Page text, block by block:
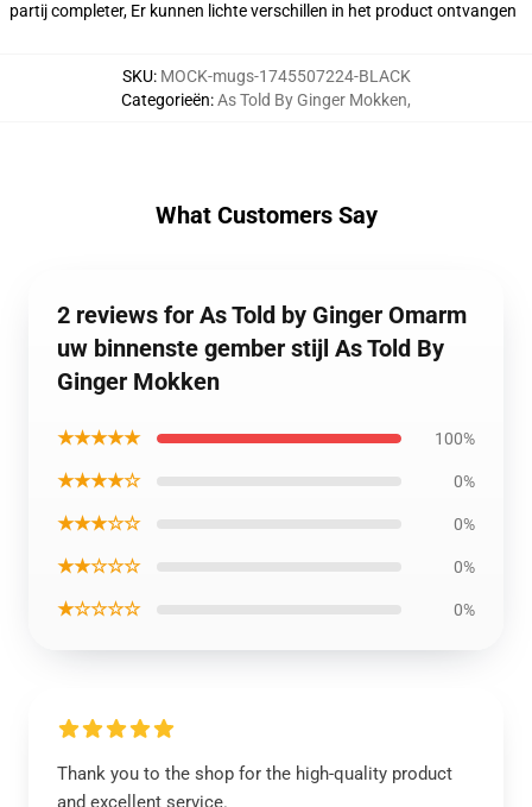
partij completer, Er kunnen lichte verschillen in het product ontvangen
SKU: MOCK-mugs-1745507224-BLACK
Categorieën:As Told By Ginger Mokken,
What Customers Say
2 reviews for As Told by Ginger Omarm
uw binnenste gember stijl As Told By
Ginger Mokken
★★★★★ 100%
★★★★☆ 0%
★★★☆☆ 0%
★★☆☆☆ 0%
★☆☆☆☆ 0%
Thank you to the shop for the high-quality product
and excellent service.